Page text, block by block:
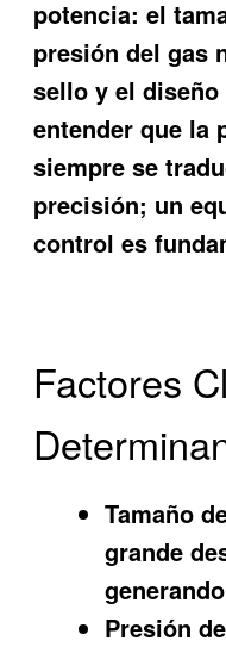
potencia: el
presión del gas
sello y el
entender que la
siempre se
precisión; un
control es
Factores
Tamaño
grande
Presión